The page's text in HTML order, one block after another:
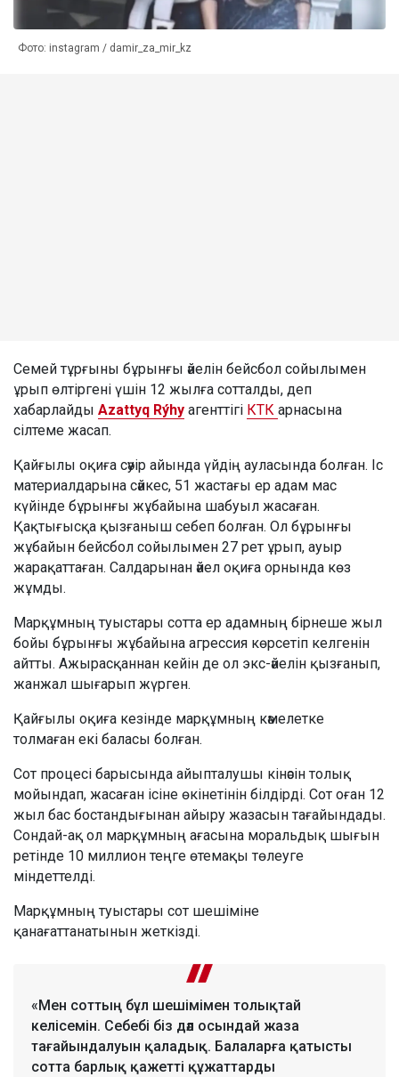
Фото: instagram / damir_za_mir_kz
Семей тұрғыны бұрынғы әйелін бейсбол сойылымен
ұрып өлтіргені үшін 12 жылға сотталды, деп
хабарлайды Azattyq Rýhy агенттігі КТК арнасына
сілтеме жасап.
Қайғылы оқиға сәуір айында үйдің ауласында болған. Іс
материалдарына сәйкес, 51 жастағы ер адам мас
күйінде бұрынғы жұбайына шабуыл жасаған.
Қақтығысқа қызғаныш себеп болған. Ол бұрынғы
жұбайын бейсбол сойылымен 27 рет ұрып, ауыр
жарақаттаған. Салдарынан әйел оқиға орнында көз
жұмды.
Марқұмның туыстары сотта ер адамның бірнеше жыл
бойы бұрынғы жұбайына агрессия көрсетіп келгенін
айтты. Ажырасқаннан кейін де ол экс-әйелін қызғанып,
жанжал шығарып жүрген.
Қайғылы оқиға кезінде марқұмның кәмелетке
толмаған екі баласы болған.
Сот процесі барысында айыпталушы кінәсін толық
мойындап, жасаған ісіне өкінетінін білдірді. Сот оған 12
жыл бас бостандығынан айыру жазасын тағайындады.
Сондай-ақ ол марқұмның ағасына моральдық шығын
ретінде 10 миллион теңге өтемақы төлеуге
міндеттелді.
Марқұмның туыстары сот шешіміне
қанағаттанатынын жеткізді.
«Мен соттың бұл шешімімен толықтай
келісемін. Себебі біз дәл осындай жаза
тағайындалуын қаладық. Балаларға қатысты
сотта барлық қажетті құжаттарды